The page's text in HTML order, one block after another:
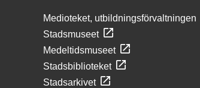
Medioteket, utbildningsförvaltningen
Stadsmuseet
Medeltidsmuseet
Stadsbiblioteket
Stadsarkivet